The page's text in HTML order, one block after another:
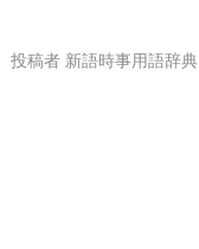
投稿者 新語時事用語辞典